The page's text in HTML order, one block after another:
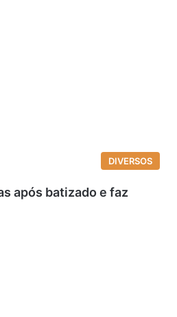
DIVERSOS
após batizado e faz